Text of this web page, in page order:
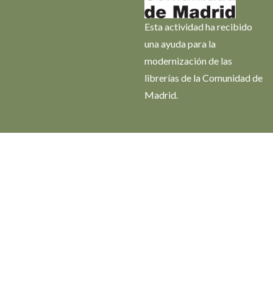
Esta actividad ha recibido
una ayuda para la
modernización de las
librerías de la Comunidad de
Madrid.